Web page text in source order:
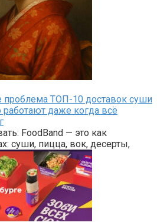
проблема ТОП-10 доставок суши
даже когда всё
FoodBand — это как
суши, пицца, вок, десерты,